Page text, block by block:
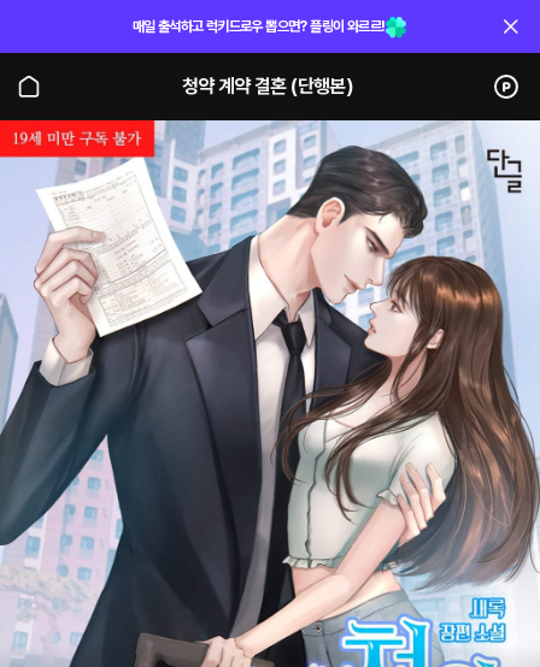
매일 출석하고 럭키드로우 뽑으면? 플링이 와르르!
청약 계약 결혼 (단행본)